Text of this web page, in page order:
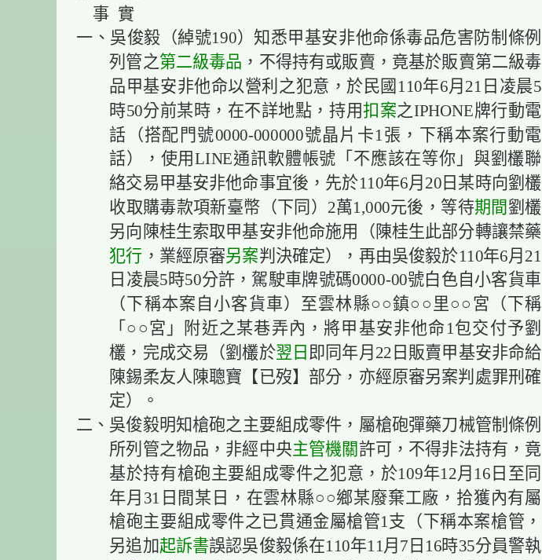
事 實
一、吳俊毅（綽號190）知悉甲基安非他命係毒品危害防制條例
列管之第二級毒品 ，不得持有或販賣，竟基於販賣第二級毒
品甲基安非他命以營利之犯意，於民國110年6月21日凌晨5
時50分前某時，在不詳地點，持用扣案之IPHONE牌行動電
話（搭配門號0000-000000號晶片卡1張，下稱本案行動電
話），使用LINE通訊軟體帳號「不應該在等你」與劉欉聯
絡交易甲基安非他命事宜後，先於110年6月20日某時向劉欉
收取購毒款項新臺幣（下同）2萬1,000元後，等待期間 劉欉
另向陳桂生索取甲基安非他命施用（陳桂生此部分轉讓禁藥
犯行 ，業經原審另案判決確定），再由吳俊毅於110年6月21
日凌晨5時50分許，駕駛車牌號碼0000-00號白色自小客貨車
（下稱本案自小客貨車）至雲林縣○○鎮○○里○○宮（下稱
「○○宮」附近之某巷弄內，將甲基安非他命1包交付予劉
欉，完成交易（劉欉於翌日 即同年月22日販賣甲基安非命給
陳錫柔友人陳聰寶【已歿】部分，亦經原審另案判處罪刑確
定）。
二、吳俊毅明知槍砲之主要組成零件，屬槍砲彈藥刀械管制條例
所列管之物品，非經中央主管機關許可，不得非法持有，竟
基於持有槍砲主要組成零件之犯意，於109年12月16日至同
年月31日間某日，在雲林縣○○鄉某廢棄工廠，拾獲內有屬
槍砲主要組成零件之已貫通金屬槍管1支（下稱本案槍管，
另追加起訴書誤認吳俊毅係在110年11月7日16時35分員警執